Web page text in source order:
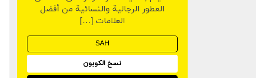
العطور الرجالية والنسائية من أفضل
العلامات […]
نسخ الكوبون